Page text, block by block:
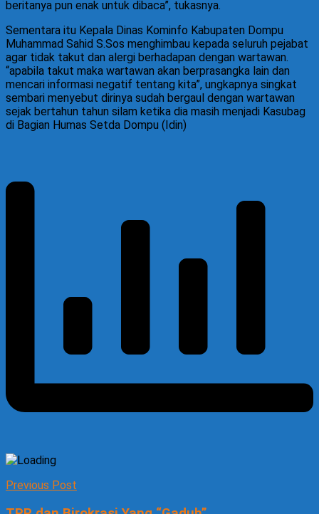
beritanya pun enak untuk dibaca”, tukasnya.
Sementara itu Kepala Dinas Kominfo Kabupaten Dompu
Muhammad Sahid S.Sos menghimbau kepada seluruh pejabat
agar tidak takut dan alergi berhadapan dengan wartawan.
“apabila takut maka wartawan akan berprasangka lain dan
mencari informasi negatif tentang kita”, ungkapnya singkat
sembari menyebut dirinya sudah bergaul dengan wartawan
sejak bertahun tahun silam ketika dia masih menjadi Kasubag
di Bagian Humas Setda Dompu (Idin)
Previous Post